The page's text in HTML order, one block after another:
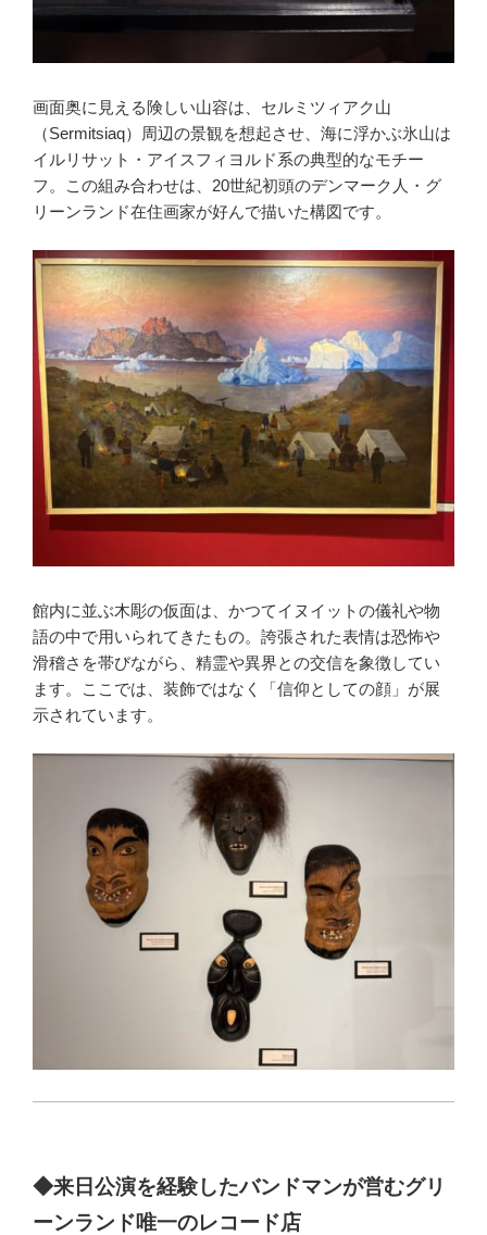
画面奥に見える険しい山容は、セルミツィアク山
（Sermitsiaq）周辺の景観を想起させ、海に浮かぶ氷山は
イルリサット・アイスフィヨルド系の典型的なモチー
フ。この組み合わせは、20世紀初頭のデンマーク人・グ
リーンランド在住画家が好んで描いた構図です。
館内に並ぶ木彫の仮面は、かつてイヌイットの儀礼や物
語の中で用いられてきたもの。誇張された表情は恐怖や
滑稽さを帯びながら、精霊や異界との交信を象徴してい
ます。ここでは、装飾ではなく「信仰としての顔」が展
示されています。
◆来日公演を経験したバンドマンが営むグリ
ーンランド唯一のレコード店